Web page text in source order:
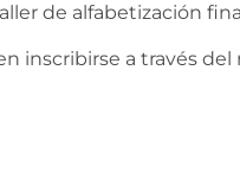
de alfabetización
inscribirse a través del